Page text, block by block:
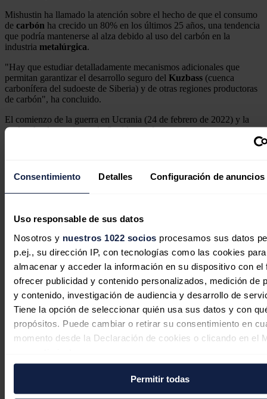
Consentimiento Detalles Configuración de anuncios
Uso responsable de sus datos
Nosotros y nuestros 1022 socios procesamos sus datos
p.ej., su dirección IP, con tecnologías como las cookies para
almacenar y acceder la información en su dispositivo con el
ofrecer publicidad y contenido personalizados, medición de
y contenido, investigación de audiencia y desarrollo de
Tiene la opción de seleccionar quién usa sus datos y con
propósitos. Puede cambiar o retirar su consentimiento en
momento desde la Declaración de cookies o clicando en el
Si lo permite, también quisiéramos:
Recopilar información sobre su ubicación geográfica
Permitir todas
Mishustin ha llamado la atención sobre el hecho de que el consumo
de carbón ha crecido un 80% en los últimos 25 años, una tendencia
que podría mantenerse al alza debido al uso del carbón en la
industria metalúrgica.
"Hay que estudiar detalladamente mecanismos adicionales que
permitan garantizar el desarrollo seguro del Kuzbass (cuenca
carbonífera del sudoeste de Siberia) y de otras regiones productoras
de carbón", ha concluido.
El comienzo de la guerra en Ucrania (24 de febrero de 2022) y la
avalancha de sanciones de Occidente afectaron -entre otras cosas- a
las exportaciones de petróleo y gas de Rusia, que se vio obligada a
Noticias relacionadas
India sigue dependiendo de
importaciones para el 90% de su
demanda de crudo, según informe
CII-EY
Jaime Santisteban07/08/2026
España supera ya el 70 % de reservas
de gas pero los combustibles siguen